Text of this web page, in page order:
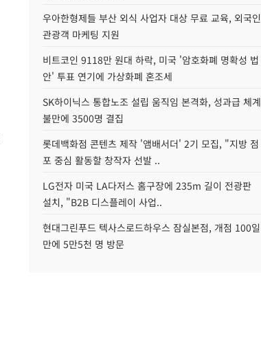
우아한형제들 부산 외식 사업자 대상 무료 교육, 외국인
관광객 마케팅 지원
비트코인 9118만 원대 하락, 미국 '암호화폐 명확성 법
안' 투표 연기에 가상화폐 혼조세
SK하이닉스 통합노조 설립 움직임 본격화, 성과급 체계
불만에 3500명 결집
롯데백화점 콘텐츠 제작 '앰배서더' 2기 모집, "지방 점
포 중심 활동할 창작자 선발 ..
LG전자 미국 LA다저스 홈구장에 235m 길이 전광판
설치, "B2B 디스플레이 사업..
현대그린푸드 텍사스로드하우스 잠실본점, 개점 100일
만에 5만5천 명 방문